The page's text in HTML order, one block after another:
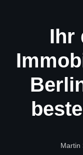
Ihr
Martin